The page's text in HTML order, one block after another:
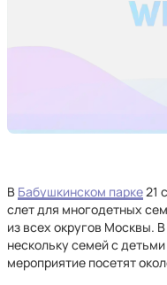
В Бабушкинском парке21
слет для многодетных
из всех округов Москвы.
нескольку семей с
мероприятие посетят